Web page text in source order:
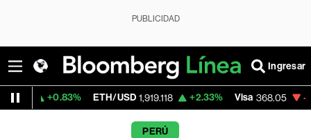
PUBLICIDAD
Ingresar
ETH/USD 1,919.118 +2.33% Visa 368.05 -0.42%
PERÚ